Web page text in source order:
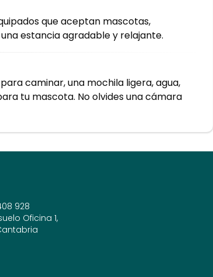
que aceptan mascotas,
estancia agradable y relajante.
caminar, una mochila ligera, agua,
tu mascota. No olvides una cámara
928
Oficina 1,